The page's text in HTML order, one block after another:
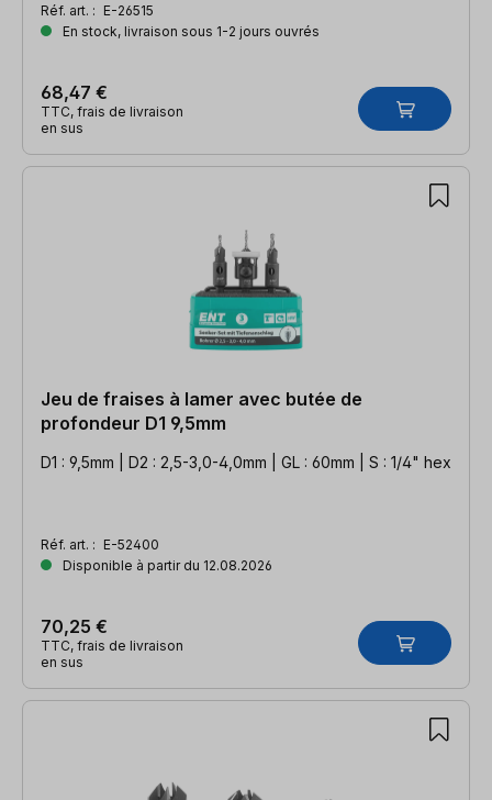
Réf. art. : E-26515
En stock, livraison sous 1-2 jours ouvrés
68,47 €
TTC, frais de livraison
en sus
Jeu de fraises à lamer avec butée de
profondeur D1 9,5mm
D1 : 9,5mm | D2 : 2,5-3,0-4,0mm | GL : 60mm | S : 1/4" hex
Réf. art. : E-52400
Disponible à partir du 12.08.2026
70,25 €
TTC, frais de livraison
en sus